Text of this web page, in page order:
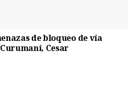
de bloqueo de vía
Cesar